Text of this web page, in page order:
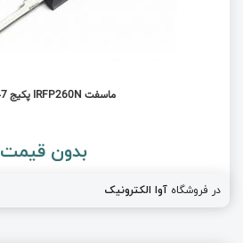
ماسفت IRFP260N پکیج TO-247
بدون قیمت
در فروشگاه آوا الکترونیک